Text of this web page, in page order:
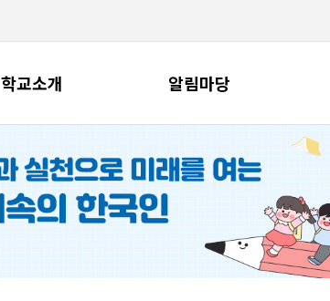
학교소개 알림마당